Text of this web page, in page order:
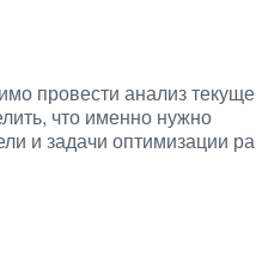
провести анализ
что именно нужно
и задачи оптимизации